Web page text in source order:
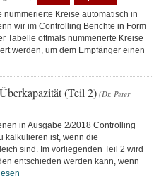
nummerierte Kreise automatisch in
wir im Controlling Berichte in Form
Tabelle oftmals nummerierte Kreise
werden, um dem Empfänger einen
(Teil 2) (Dr. Peter
in Ausgabe 2/2018 Controlling
kalkulieren ist, wenn die
sind. Im vorliegenden Teil 2 wird
entschieden werden kann, wenn